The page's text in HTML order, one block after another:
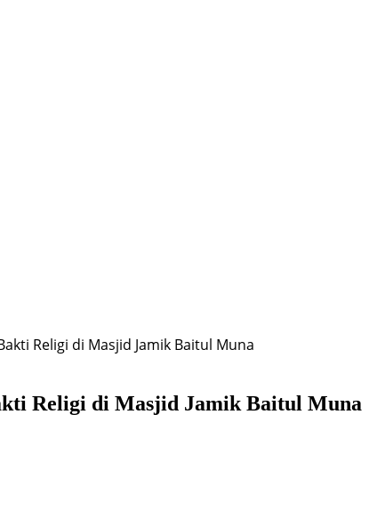
Religi di Masjid Jamik Baitul Muna
Religi di Masjid Jamik Baitul Muna